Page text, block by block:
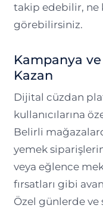
takip edebilir, ne
görebilirsiniz.
Kampanya
Kazan
Dijital cüzdan
kullanıcılarına
Belirli
yemek
veya eğlence
fırsatları gibi
Özel günlerde ve